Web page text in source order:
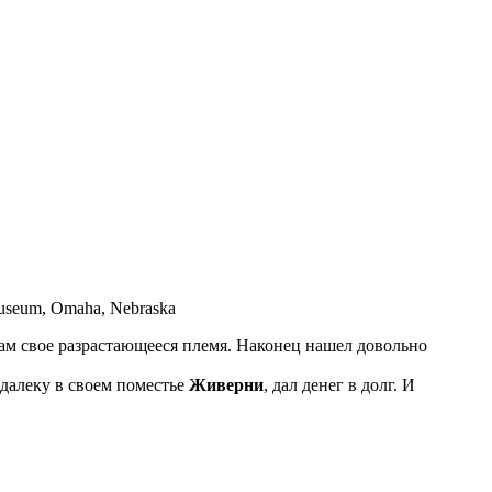
Omaha, Nebraska
свое разрастающееся племя. Наконец нашел довольно
в своем поместье Живерни, дал денег в долг. И